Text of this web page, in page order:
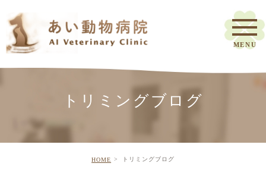
トリミングブログ
HOME トリミングブログ